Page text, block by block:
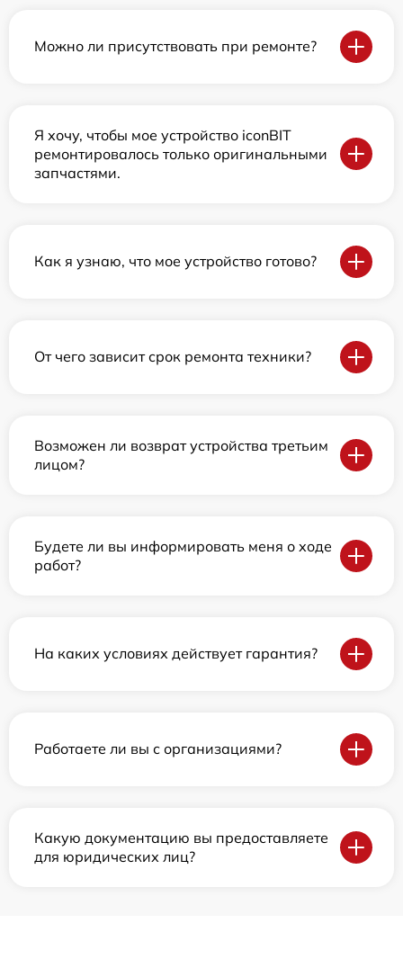
Можно ли присутствовать при ремонте?
Я хочу, чтобы мое устройство iconBIT
ремонтировалось только оригинальными
запчастями.
Как я узнаю, что мое устройство готово?
От чего зависит срок ремонта техники?
Возможен ли возврат устройства третьим
лицом?
Будете ли вы информировать меня о ходе
работ?
На каких условиях действует гарантия?
Работаете ли вы с организациями?
Какую документацию вы предоставляете
для юридических лиц?